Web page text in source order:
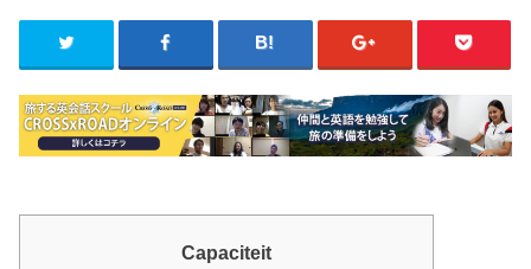
Capaciteit